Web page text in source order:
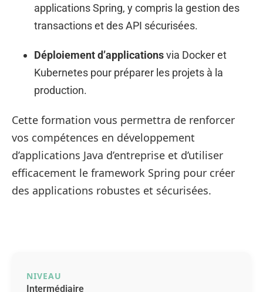
applications Spring, y compris la gestion des
transactions et des API sécurisées.
Déploiement d’applicationsvia Docker et
Kubernetes pour préparer les projets à la
production.
Cette formation vous permettra de renforcer
vos compétences en développement
d’applications Java d’entreprise et d’utiliser
efficacement le framework Spring pour créer
des applications robustes et sécurisées.
NIVEAU
Intermédiaire